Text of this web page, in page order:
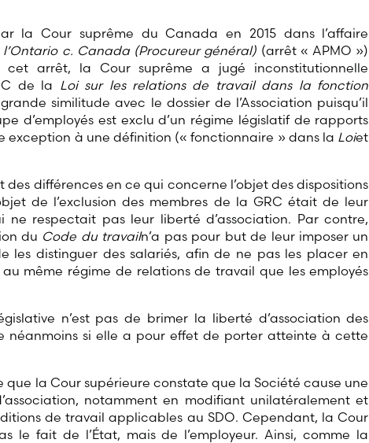
la Cour suprême du Canada en 2015 dans l’affaire
c. Canada (Procureur général) (arrêt « APMO »)
cet arrêt, la Cour suprême a jugé inconstitutionnelle
de la Loi sur les relations de travail dans la fonction
similitude avec le dossier de l’Association puisqu’il
d’employés est exclu d’un régime législatif de rapports
exception à une définition (« fonctionnaire » dans la Loiet
différences en ce qui concerne l’objet des dispositions
de l’exclusion des membres de la GRC était de leur
respectait pas leur liberté d’association. Par contre,
du Code du travailn’a pas pour but de leur imposer un
les distinguer des salariés, afin de ne pas les placer en
même régime de relations de travail que les employés
n’est pas de brimer la liberté d’association des
néanmoins si elle a pour effet de porter atteinte à cette
que la Cour supérieure constate que la Société cause une
notamment en modifiant unilatéralement et
de travail applicables au SDO. Cependant, la Cour
le fait de l’État, mais de l’employeur. Ainsi, comme la